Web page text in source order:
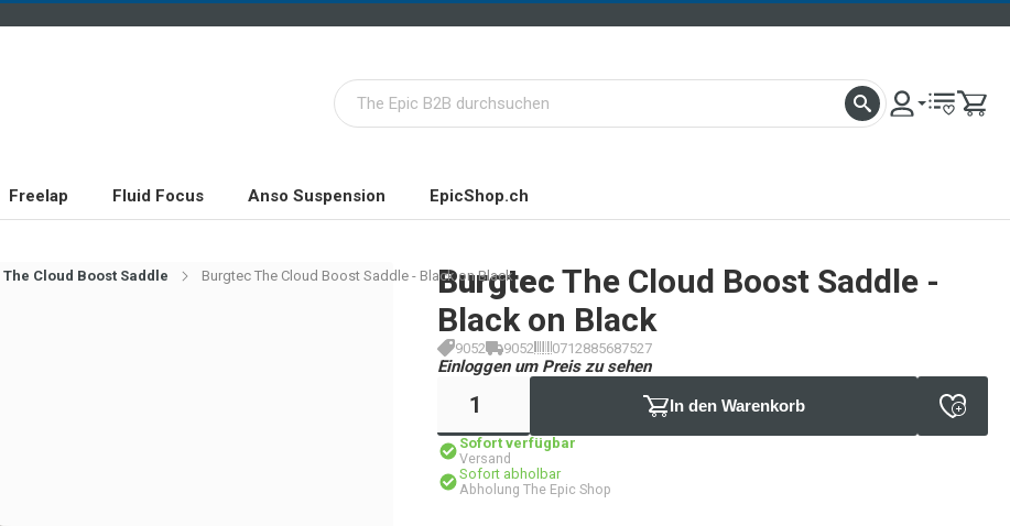
Freelap Fluid Focus Anso Suspension EpicShop.ch
Cloud Boost Saddle Burgtec The Cloud Boost Saddle - Black on Black
Burgtec The Cloud Boost Saddle -
Black on Black
9052 9052 0712885687527
Einloggen um Preis zu sehen
In den Warenkorb
Sofort verfügbar
Versand
Sofort abholbar
Abholung The Epic Shop